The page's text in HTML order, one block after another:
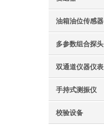
油箱油位传感器
多参数组合探头
双通道仪器仪表
手持式测振仪
校验设备